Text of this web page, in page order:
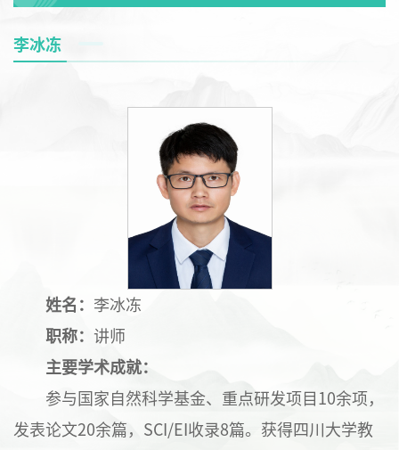
李冰冻
姓名： 李冰冻
职称： 讲师
主要学术成就：
参与国家自然科学基金、重点研发项目10余项，
发表论文20余篇，SCI/EI收录8篇。获得四川大学教